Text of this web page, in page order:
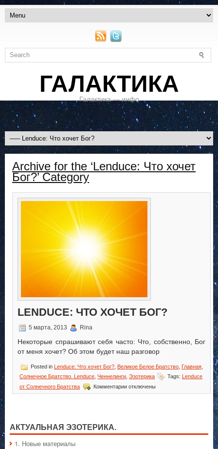
ГАЛАКТИКА
Галактика — инфо
Archive for the ‘Lenduce: Что хочет
Бог?’ Category
LENDUCE: ЧТО ХОЧЕТ БОГ?
5 марта, 2013 Rina
Некоторые спрашивают себя часто: Что, собственно, Бог
от меня хочет? Об этом будет наш разговор
Posted in Lenduce: Что хочет Бог? Великое Белое Братство Главная
Солнечное Братство. Lenduce Ченнелинги Эзотерика Tags:
Lenduce
от Солнечного Братства
Комментариик
записи
отключены
АКТУАЛЬНАЯ ЭЗОТЕРИКА.
1. Hовые материалы